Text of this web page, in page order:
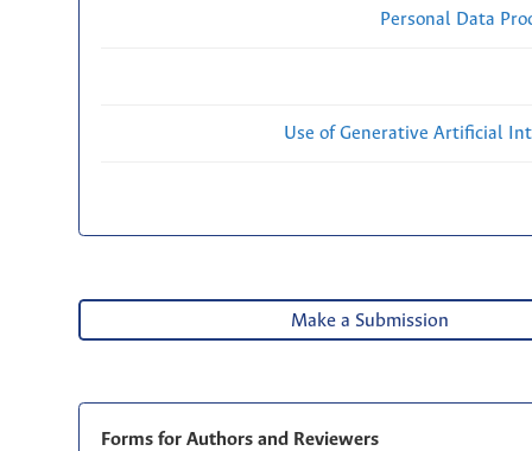
Personal Data
Use of Generative Artificial
Make a Submission
Forms for Authors and Reviewers